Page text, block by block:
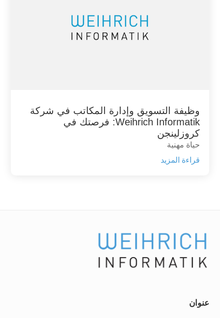
وظيفة التسويق وإدارة المكاتب في شركة
Weihrich Informatik: فرصتك في
كروزلينجن
حياة مهنية
قراءة المزيد
عنوان